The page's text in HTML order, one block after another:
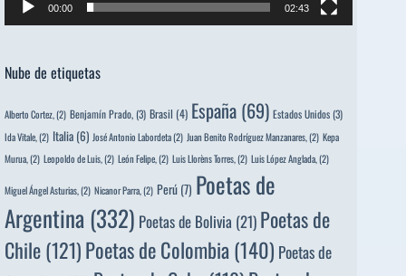
00:00 02:43
Nube de etiquetas
Alberto Cortez, (2) Benjamín Prado,(3) Brasil (4) España (69) Estados Unidos(3)
Ida Vitale, (2) Italia (6) José Antonio Labordeta(2) Juan Benito Rodríguez Manzanares, (2) Kepa
Murua, (2) Leopoldo de Luis, (2) León Felipe, (2) Luis Llorèns Torres, (2) Luis López Anglada, (2)
Miguel Ángel Asturias, (2) Nicanor Parra, (2) Perú (7) Poetas de
Argentina (332) Poetas de Bolivia (21) Poetas de
Chile(121)Poetas de Colombia(140) Poetas de